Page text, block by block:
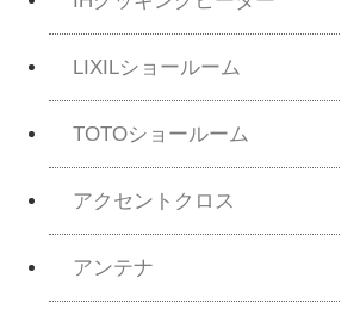
LIXILショールーム
TOTOショールーム
アクセントクロス
アンテナ